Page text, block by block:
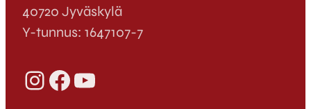
40720 Jyväskylä
Y-tunnus: 1647107-7
InstagramFacebook YouTube